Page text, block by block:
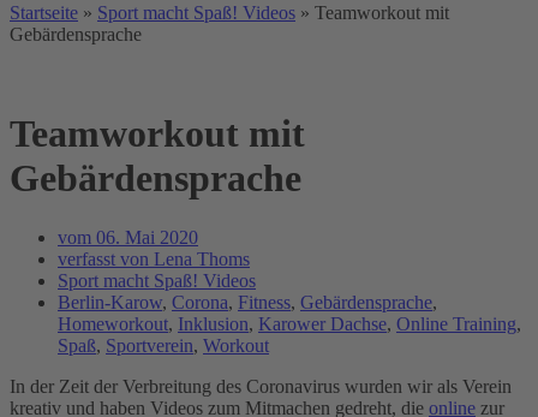
Startseite » Sport macht Spaß! Videos » Teamworkout mit
Gebärdensprache
Teamworkout mit
Gebärdensprache
vom 06. Mai 2020
verfasst von Lena Thoms
Sport macht Spaß! Videos
Berlin-Karow, Corona, Fitness, Gebärdensprache,
Homeworkout, Inklusion, Karower Dachse, Online Training,
Spaß, Sportverein, Workout
In der Zeit der Verbreitung des Coronavirus wurden wir als Verein
kreativ und haben Videos zum Mitmachen gedreht, die online zur